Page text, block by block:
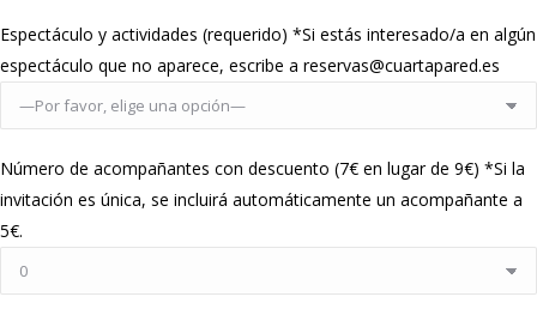
Espectáculo y actividades (requerido) *Si estás interesado/a en algún
espectáculo que no aparece, escribe a reservas@cuartapared.es
Número de acompañantes con descuento (7€ en lugar de 9€) *Si la
invitación es única, se incluirá automáticamente un acompañante a
5€.